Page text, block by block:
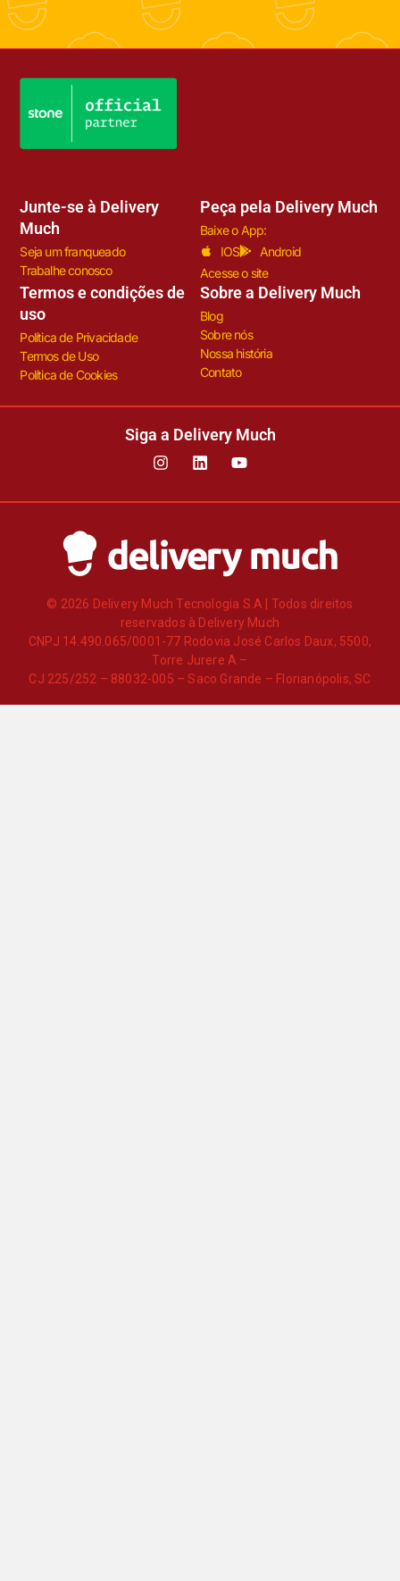
Junte-se à Delivery
Much
Seja um franqueado
Trabalhe conosco
Peça pela Delivery Much
Baixe o App:
IOS
Android
Acesse o site
Termos e condições de
uso
Política de Privacidade
Termos de Uso
Política de Cookies
Sobre a Delivery Much
Blog
Sobre nós
Nossa história
Contato
Siga a Delivery Much
© 2026 Delivery Much Tecnologia S.A | Todos direitos
reservados à Delivery Much
CNPJ 14.490.065/0001-77 Rodovia José Carlos Daux, 5500,
Torre Jurere A –
CJ 225/252 – 88032-005 – Saco Grande – Florianópolis, SC